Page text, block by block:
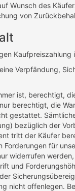
Wunsch des
von
Kaufpreiszahlung
Verpfändung,
ist, berechtigt,
berechtigt, die
gestattet.
bezüglich der
tritt der Käufer
für
widerrufen
und
nicht offenlegen.